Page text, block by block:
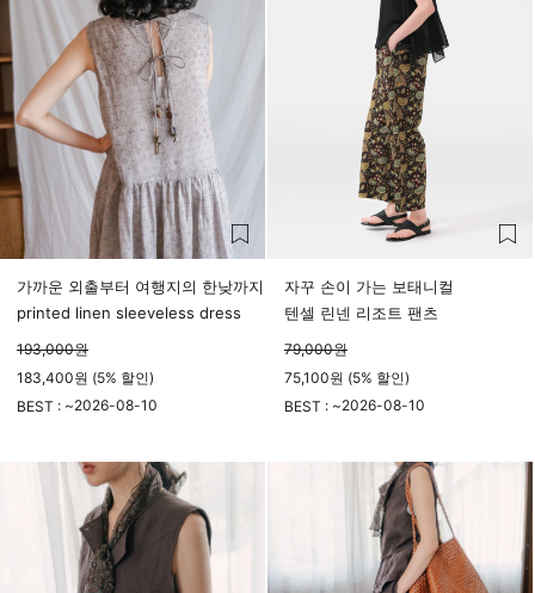
가까운 외출부터 여행지의 한낮까지
printed linen sleeveless dress
193,000원
183,400원 (5% 할인)
BEST : ~2026-08-10
자꾸 손이 가는 보태니컬
텐셀 린넨 리조트 팬츠
79,000원
75,100원 (5% 할인)
BEST : ~2026-08-10